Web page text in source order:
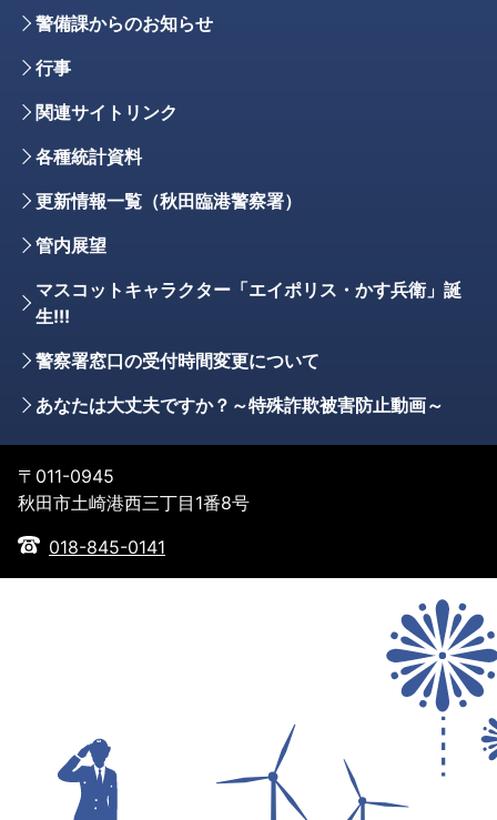
警備課からのお知らせ
行事
関連サイトリンク
各種統計資料
更新情報一覧（秋田臨港警察署）
管内展望
マスコットキャラクター「エイポリス・かす兵衛」誕
生!!!
警察署窓口の受付時間変更について
あなたは大丈夫ですか？～特殊詐欺被害防止動画～
〒011-0945
秋田市土崎港西三丁目1番8号
018-845-0141